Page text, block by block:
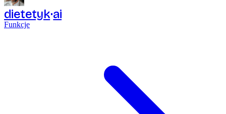
dietetyk ai
Funkcje